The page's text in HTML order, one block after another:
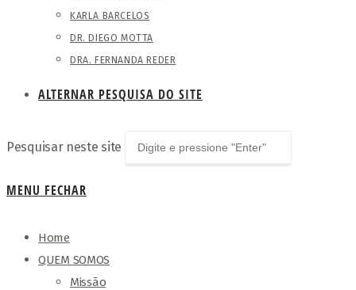
KARLA BARCELOS
DR. DIEGO MOTTA
DRA. FERNANDA REDER
ALTERNAR PESQUISA DO SITE
Pesquisar neste site
MENU FECHAR
Home
QUEM SOMOS
Missão